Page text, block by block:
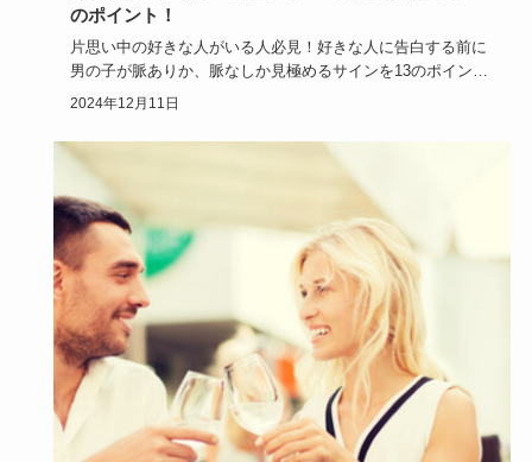
のポイント！
片思い中の好きな人がいる人必見！好きな人に告白する前に
男の子が脈ありか、脈なしか見極めるサインを13のポイント
で解説します…
2024年12月11日